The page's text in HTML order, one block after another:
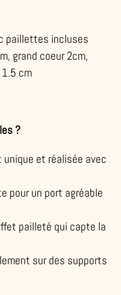
paillettes incluses
grand coeur 2cm,
cm
?
et réalisée avec
pour un port agréable
pailleté qui capte la
sur des supports